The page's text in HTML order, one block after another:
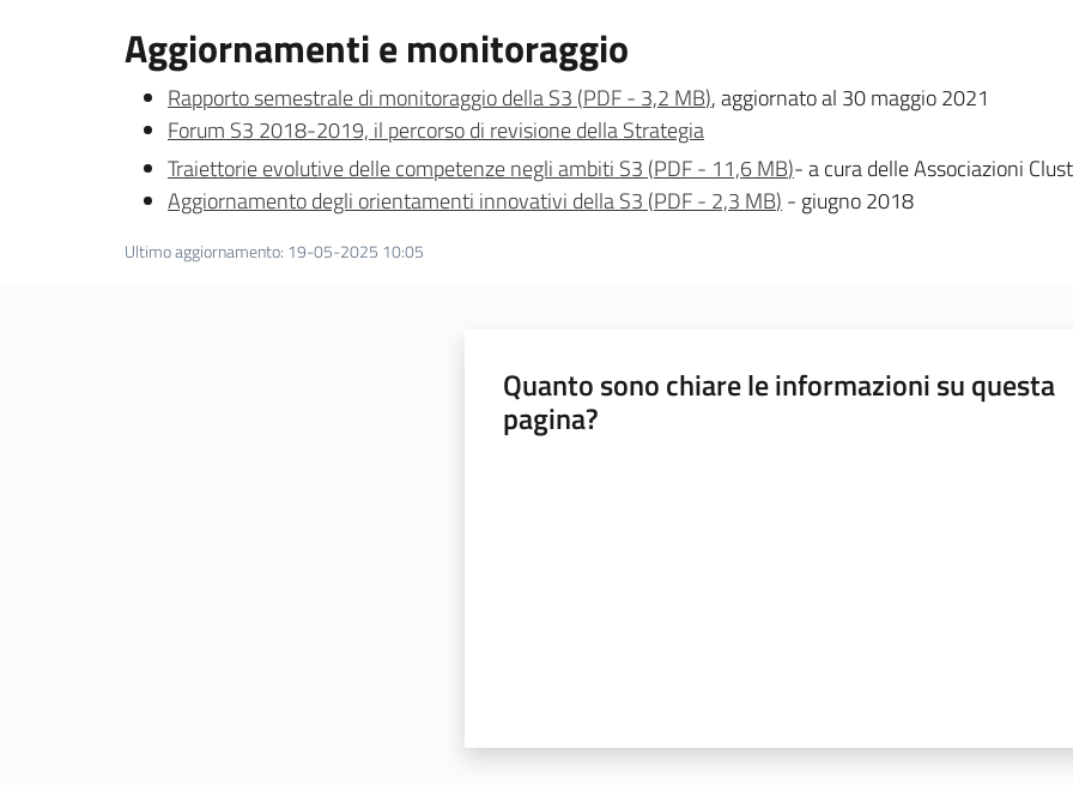
Aggiornamenti e monitoraggio
Rapporto semestrale di monitoraggio della S3 (PDF- 3,2 MB), aggiornato al 30 maggio 2021
Forum S3 2018-2019, il percorso di revisione della Strategia
Traiettorie evolutive delle competenze negli ambiti S3 (PDF- 11,6 MB)- a cura delle Associazioni
Aggiornamento degli orientamenti innovativi della S3 (PDF- 2,3 MB) - giugno 2018
Ultimo aggiornamento: 19-05-2025 10:05
Quanto sono chiare le informazioni su questa
pagina?